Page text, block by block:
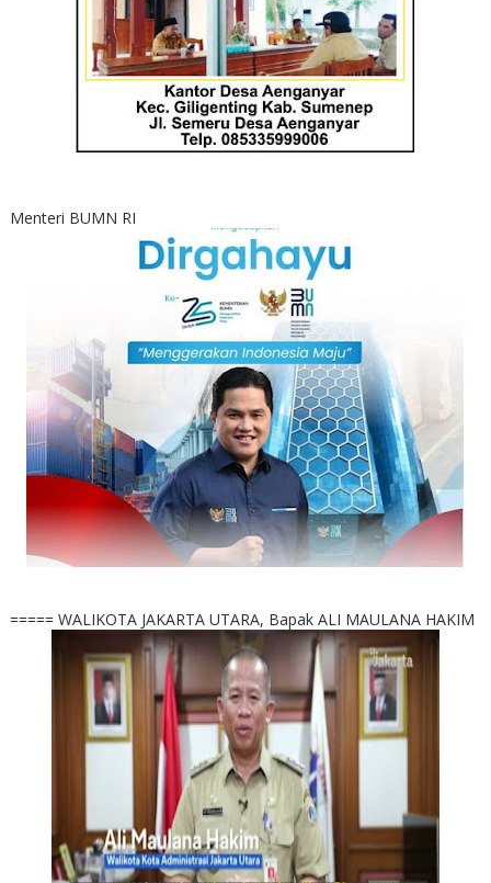
Menteri BUMN RI
===== WALIKOTA JAKARTA UTARA, Bapak ALI MAULANA HAKIM